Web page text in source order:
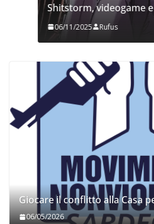
Shitstorm, videogame e
06/11/2025 Rufus
Giocare il conflitto alla Casa
06/05/2026